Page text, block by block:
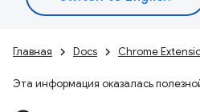
Главная Docs Chrome
Эта информация оказалась